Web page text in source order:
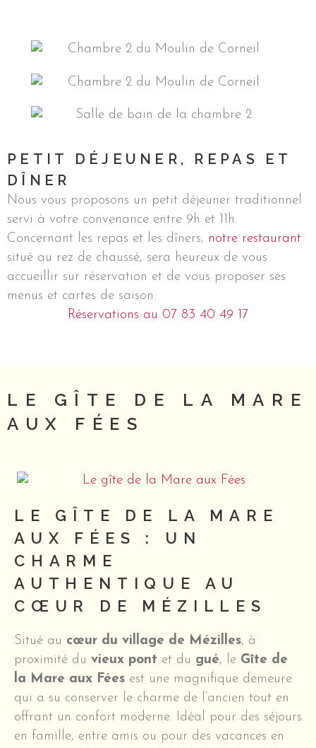
PETIT DÉJEUNER, REPAS ET
DÎNER
Nous vous proposons un petit déjeuner traditionnel
servi à votre convenance entre 9h et 11h.
Concernant les repas et les dîners, notre restaurant
situé au rez de chaussé, sera heureux de vous
accueillir sur réservation et de vous proposer ses
menus et cartes de saison.
Réservations au 07 83 40 49 17
LE GÎTE DE LA MARE
AUX FÉES
LE GÎTE DE LA MARE
AUX FÉES : UN
CHARME
AUTHENTIQUE AU
CŒUR DE MÉZILLES
Situé au cœur du village de Mézilles, à
proximité du vieux pont et du gué, le Gîte de
la Mare aux Fées est une magnifique demeure
qui a su conserver le charme de l’ancien tout en
offrant un confort moderne. Idéal pour des séjours
en famille, entre amis ou pour des vacances en